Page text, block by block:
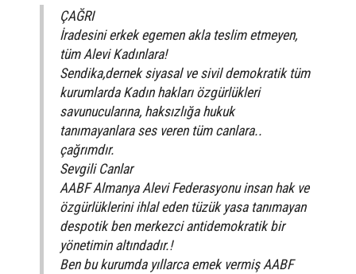
ÇAĞRI
İradesini erkek egemen akla teslim etmeyen,
tüm Alevi Kadınlara!
Sendika,dernek siyasal ve sivil demokratik tüm
kurumlarda Kadın hakları özgürlükleri
savunucularına, haksızlığa hukuk
tanımayanlara ses veren tüm canlara..
çağrımdır.
Sevgili Canlar
AABF Almanya Alevi Federasyonu insan hak ve
özgürlüklerini ihlal eden tüzük yasa tanımayan
despotik ben merkezci antidemokratik bir
yönetimin altındadır.!
Ben bu kurumda yıllarca emek vermiş AABF